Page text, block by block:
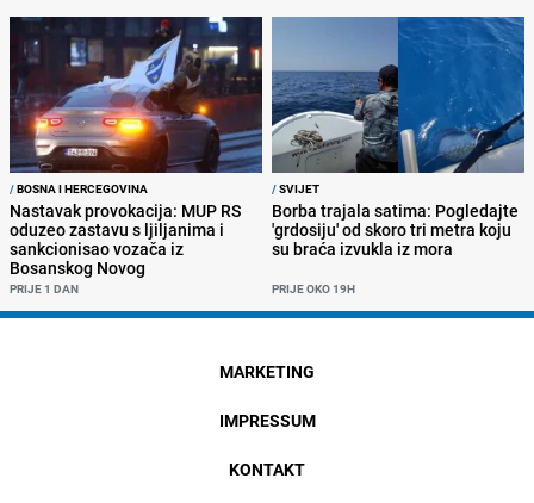
/BOSNA I HERCEGOVINA
Nastavak provokacija: MUP RS
oduzeo zastavu s ljiljanima i
sankcionisao vozača iz
Bosanskog Novog
PRIJE 1 DAN
/SVIJET
Borba trajala satima: Pogledajte
'grdosiju' od skoro tri metra koju
su braća izvukla iz mora
PRIJE OKO 19H
MARKETING
IMPRESSUM
KONTAKT